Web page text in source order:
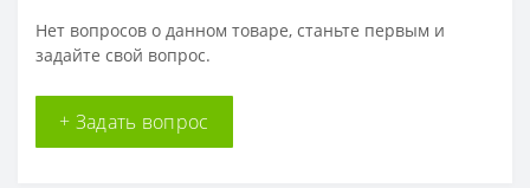
Нет вопросов о данном товаре, станьте первым и
задайте свой вопрос.
+ Задать вопрос